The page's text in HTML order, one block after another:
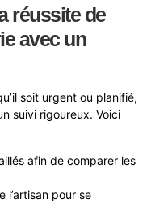
réussite de
avec un
soit urgent ou planifié,
suivi rigoureux. Voici
afin de comparer les
l’artisan pour se